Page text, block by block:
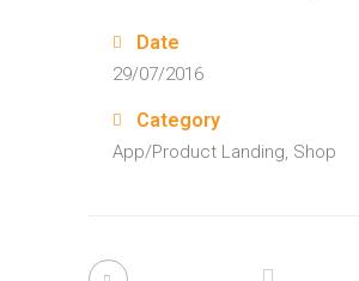
Date
29/07/2016
Category
App/Product Landing, Shop